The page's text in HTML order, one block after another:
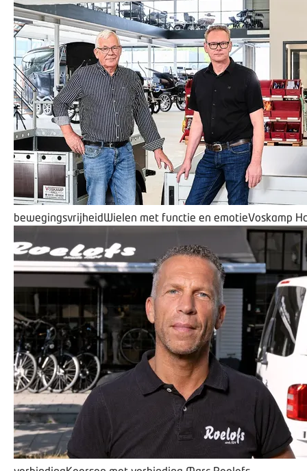
bewegingsvrijheidWielen met functie en emotieVoskamp